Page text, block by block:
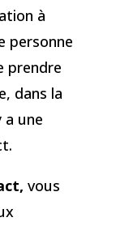
à
personne
prendre
dans la
a une
vous